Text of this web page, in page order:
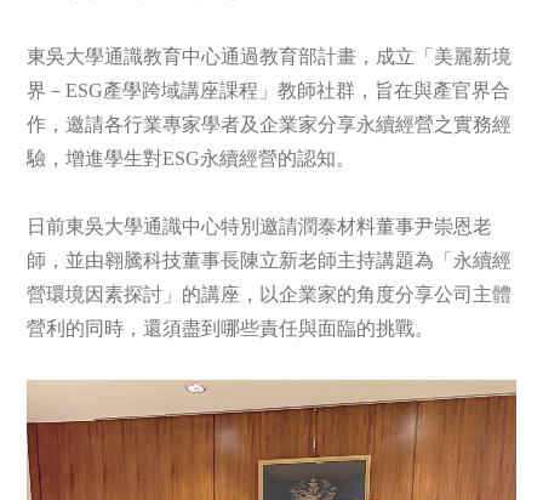
東吳大學通識教育中心通過教育部計畫，成立「美麗新境
界－ESG產學跨域講座課程」教師社群，旨在與產官界合
作，邀請各行業專家學者及企業家分享永續經營之實務經
驗，增進學生對ESG永續經營的認知。
日前東吳大學通識中心特別邀請潤泰材料董事尹崇恩老
師，並由翱騰科技董事長陳立新老師主持講題為「永續經
營環境因素探討」的講座，以企業家的角度分享公司主體
營利的同時，還須盡到哪些責任與面臨的挑戰。